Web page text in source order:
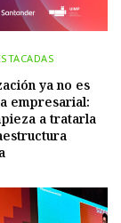
ya no es
empresarial:
a tratarla